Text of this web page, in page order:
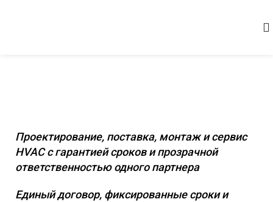
Проектирование, поставка, монтаж и сервис
HVAC с гарантией сроков и прозрачной
ответственностью одного партнера
Единый договор, фиксированные сроки и